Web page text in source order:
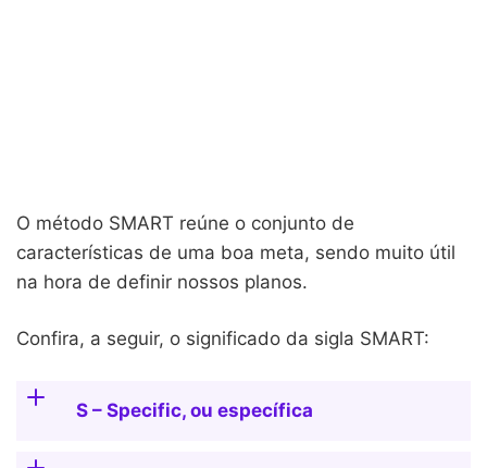
O método SMART reúne o conjunto de
características de uma boa meta, sendo muito útil
na hora de definir nossos planos.
Confira, a seguir, o significado da sigla SMART:
S – Specific, ou específica